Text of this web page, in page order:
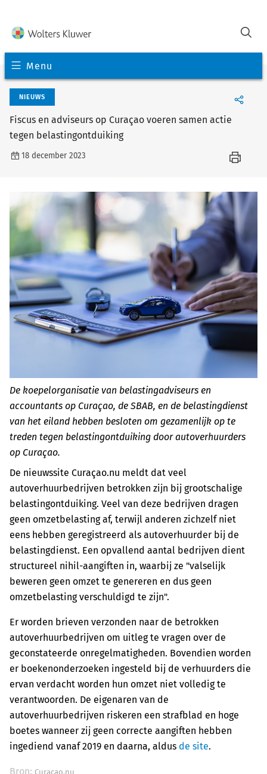
Menu
NIEUWS
Fiscus en adviseurs op Curaçao voeren samen actie
tegen belastingontduiking
18 december 2023
De koepelorganisatie van belastingadviseurs en
accountants op Curaçao, de SBAB, en de belastingdienst
van het eiland hebben besloten om gezamenlijk op te
treden tegen belastingontduiking door autoverhuurders
op Curaçao.
De nieuwssite Curaçao.nu meldt dat veel
autoverhuurbedrijven betrokken zijn bij grootschalige
belastingontduiking. Veel van deze bedrijven dragen
geen omzetbelasting af, terwijl anderen zichzelf niet
eens hebben geregistreerd als autoverhuurder bij de
belastingdienst. Een opvallend aantal bedrijven dient
structureel nihil-aangiften in, waarbij ze "valselijk
beweren geen omzet te genereren en dus geen
omzetbelasting verschuldigd te zijn".
Er worden brieven verzonden naar de betrokken
autoverhuurbedrijven om uitleg te vragen over de
geconstateerde onregelmatigheden. Bovendien worden
er boekenonderzoeken ingesteld bij de verhuurders die
ervan verdacht worden hun omzet niet volledig te
verantwoorden. De eigenaren van de
autoverhuurbedrijven riskeren een strafblad en hoge
boetes wanneer zij geen correcte aangiften hebben
ingediend vanaf 2019 en daarna, aldus de site.
Bron: Curaçao.nu